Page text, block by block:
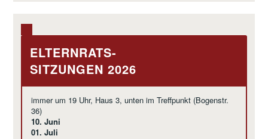
ELTERNRATS-
SITZUNGEN 2026
immer um 19 Uhr, Haus 3, unten im Treffpunkt (Bogenstr.
36)
10. Juni
01. Juli